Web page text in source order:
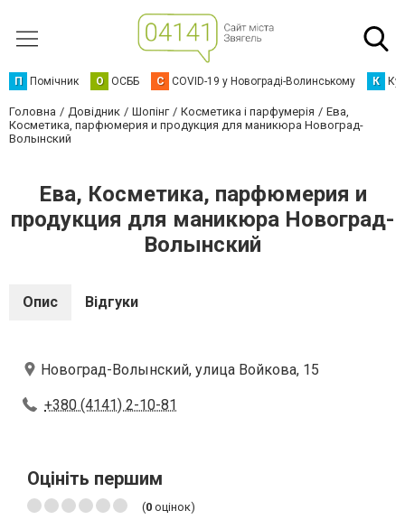
П Помічник О ОСББ C COVID-19 у Новограді-Волинському К
Головна Довідник Шопінг Косметика і парфумерія
Ева,
Косметика, парфюмерия и продукция для маникюра Новоград-
Волынский
Ева, Косметика, парфюмерия и
продукция для маникюра Новоград-
Волынский
Опис Відгуки
Новоград-Волынский, улица Войкова, 15
+380 (4141) 2-10-81
Оцініть першим
(0 оцінок)